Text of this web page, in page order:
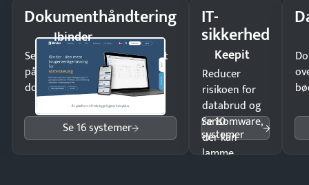
Dokumenthåndtering
Ibinder
Send kontrakter til underskrift
på minutter og mist ingen
dokumenter.
Se 16 systemer
IT-
sikkerhed
Keepit
Reducer
risikoen for
databrud og
ransomware,
der kan
lamme
Se 10
systemer